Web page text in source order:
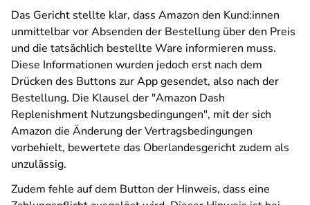
Das Gericht stellte klar, dass Amazon den Kund:innen
unmittelbar vor Absenden der Bestellung über den Preis
und die tatsächlich bestellte Ware informieren muss.
Diese Informationen wurden jedoch erst nach dem
Drücken des Buttons zur App gesendet, also nach der
Bestellung. Die Klausel der "Amazon Dash
Replenishment Nutzungsbedingungen", mit der sich
Amazon die Änderung der Vertragsbedingungen
vorbehielt, bewertete das Oberlandesgericht zudem als
unzulässig.
Zudem fehle auf dem Button der Hinweis, dass eine